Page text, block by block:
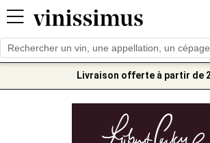
Livraison offerte à partir de